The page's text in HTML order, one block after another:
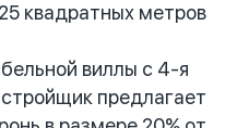
квадратных метров.
виллы с 4-я
предлагает